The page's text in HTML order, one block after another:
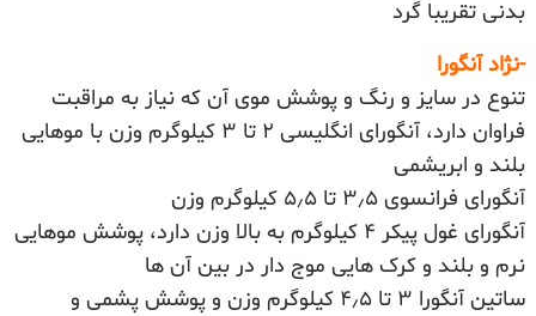
بدنی تقریبا گرد
-نژاد آنگورا
تنوع در سایز و رنگ و پوشش موی آن که نیاز به مراقبت
فراوان دارد، آنگورای انگلیسی ۲ تا ۳ کیلوگرم وزن با موهایی
بلند و ابریشمی
آنگورای فرانسوی ۳٫۵ تا ۵٫۵ کیلوگرم وزن
آنگورای غول پیکر ۴ کیلوگرم به بالا وزن دارد، پوشش موهایی
نرم و بلند و کرک هایی موج دار در بین آن ها
ساتین آنگورا ۳ تا ۴٫۵ کیلوگرم وزن و پوشش پشمی و